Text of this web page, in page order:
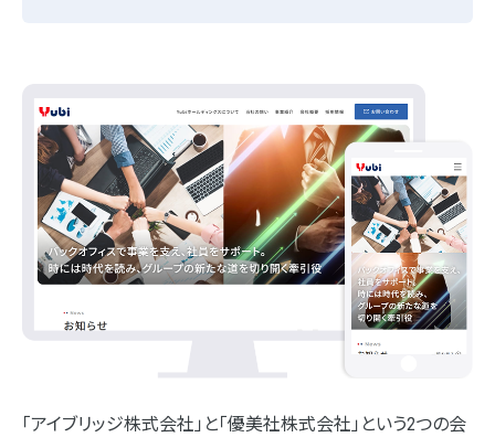
「アイブリッジ株式会社」と「優美社株式会社」という2つの会